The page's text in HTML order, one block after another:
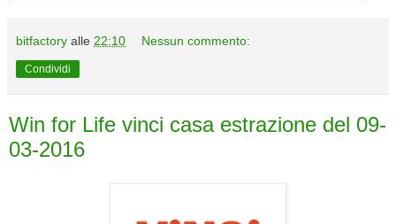
bitfactory alle 22:10 Nessun commento:
Condividi
Win for Life vinci casa estrazione del 09-
03-2016